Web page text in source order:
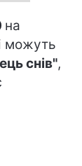
на
можуть
снів",